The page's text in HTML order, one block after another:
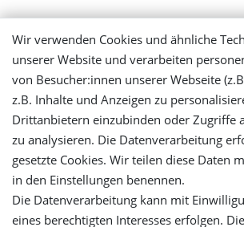
Mein Konto
Login
Registrieren
Versandinformationen
Let's stay
Wir verwenden Cookies und ähnliche
unserer Website und verarbeiten
von Besucher:innen unserer Webseite
z.B. Inhalte und Anzeigen zu
Drittanbietern einzubinden oder Zugriffe
zu analysieren. Die Datenverarbeitung
gesetzte Cookies. Wir teilen diese Daten
in den Einstellungen benennen.
Die Datenverarbeitung kann mit
eines berechtigten Interesses erfolgen.